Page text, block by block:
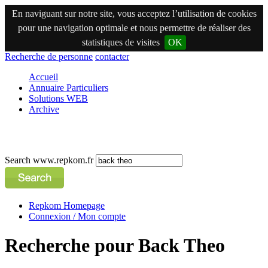
En naviguant sur notre site, vous acceptez l’utilisation de cookies
pour une navigation optimale et nous permettre de réaliser des
statistiques de visites
OK
Recherche de personne contacter
Accueil
Annuaire Particuliers
Solutions WEB
Archive
Search www.repkom.fr
Repkom Homepage
Connexion / Mon compte
Recherche pour Back Theo